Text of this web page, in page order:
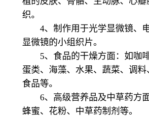
织。
4、制作用于光学显微镜、
显微镜的小组织片。
5、食品的干燥方面：如咖
蛋类、海藻、水果、蔬菜、调料
食品等。
6、高级营养品及中草药方面
蜂蜜、花粉、中草药制剂等。